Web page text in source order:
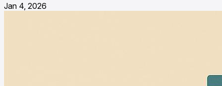
Jan 4, 2026